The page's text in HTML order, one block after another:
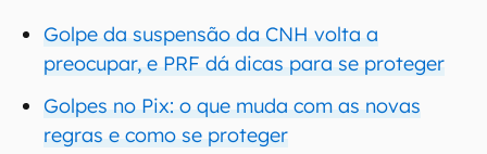
Golpe da suspensão da CNH volta a
preocupar, e PRF dá dicas para se proteger
Golpes no Pix: o que muda com as novas
regras e como se proteger